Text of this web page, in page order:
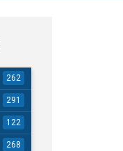
262
291
122
268